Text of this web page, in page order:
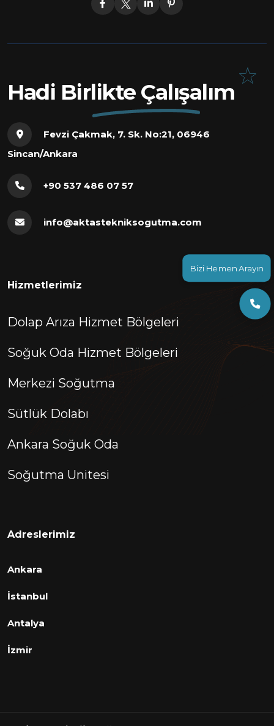
Bizi Hemen Arayın
Hadi Birlikte Çalışalım
Fevzi Çakmak, 7. Sk. No:21, 06946
Sincan/Ankara
+90 537 486 07 57
info@aktastekniksogutma.com
Hizmetlerimiz
Dolap Arıza Hizmet Bölgeleri
Soğuk Oda Hizmet Bölgeleri
Merkezi Soğutma
Sütlük Dolabı
Ankara Soğuk Oda
Soğutma Unitesi
Adreslerimiz
Ankara
İstanbul
Antalya
İzmir